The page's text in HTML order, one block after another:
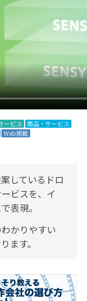
ービス
商品・サービス
Web掲載
しているドロ
ビスを、イ
表現。
かりやすい
ます。